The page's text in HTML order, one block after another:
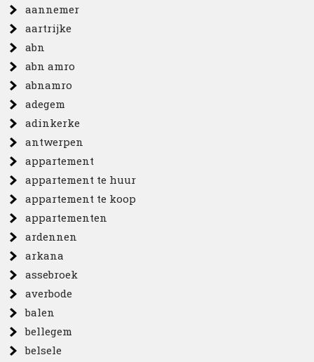
aannemer
aartrijke
abn
abn amro
abnamro
adegem
adinkerke
antwerpen
appartement
appartement te huur
appartement te koop
appartementen
ardennen
arkana
assebroek
averbode
balen
bellegem
belsele